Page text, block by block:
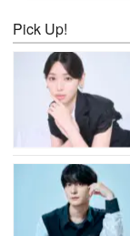
Pick Up!